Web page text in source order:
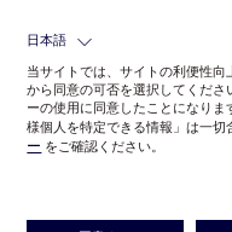
日本語
当サイトでは、サイトの利便性
から同意の可否を選択してくだ
ーの使用に同意したことになり
様個人を特定できる情報」は一切
ー をご確認ください。